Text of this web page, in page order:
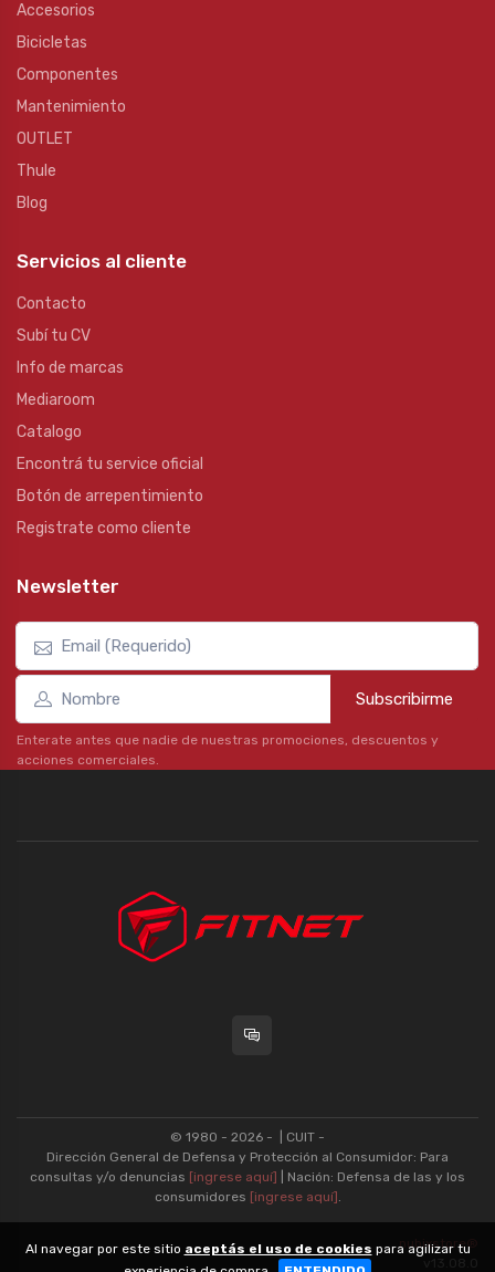
Accesorios
Bicicletas
Componentes
Mantenimiento
OUTLET
Thule
Blog
Servicios al cliente
Contacto
Subí tu CV
Info de marcas
Mediaroom
Catalogo
Encontrá tu service oficial
Botón de arrepentimiento
Registrate como cliente
Newsletter
Subscribirme
Enterate antes que nadie de nuestras promociones, descuentos y
acciones comerciales.
© 1980 - 2026 -
| CUIT -
Dirección General de Defensa y Protección al Consumidor: Para
consultas y/o denuncias [ingrese aquí]
| Nación: Defensa de las y los
consumidores [ingrese aquí] .
nubixstore®
Al navegar por este sitio aceptás el uso de cookies para agilizar tu